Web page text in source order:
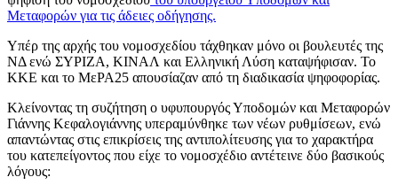
Μεταφορών για τις άδειες οδήγησης.
Υπέρ της αρχής του νομοσχεδίου τάχθηκαν μόνο οι βουλευτές της
ΝΔ ενώ ΣΥΡΙΖΑ, ΚΙΝΑΛ και Ελληνική Λύση καταψήφισαν. Το
ΚΚΕ και το ΜεΡΑ25 απουσίαζαν από τη διαδικασία ψηφοφορίας.
Κλείνοντας τη συζήτηση ο υφυπουργός Υποδομών και Μεταφορών
Γιάννης Κεφαλογιάννης υπεραμύνθηκε των νέων ρυθμίσεων, ενώ
απαντώντας στις επικρίσεις της αντιπολίτευσης για το χαρακτήρα
του κατεπείγοντος που είχε το νομοσχέδιο αντέτεινε δύο βασικούς
λόγους: